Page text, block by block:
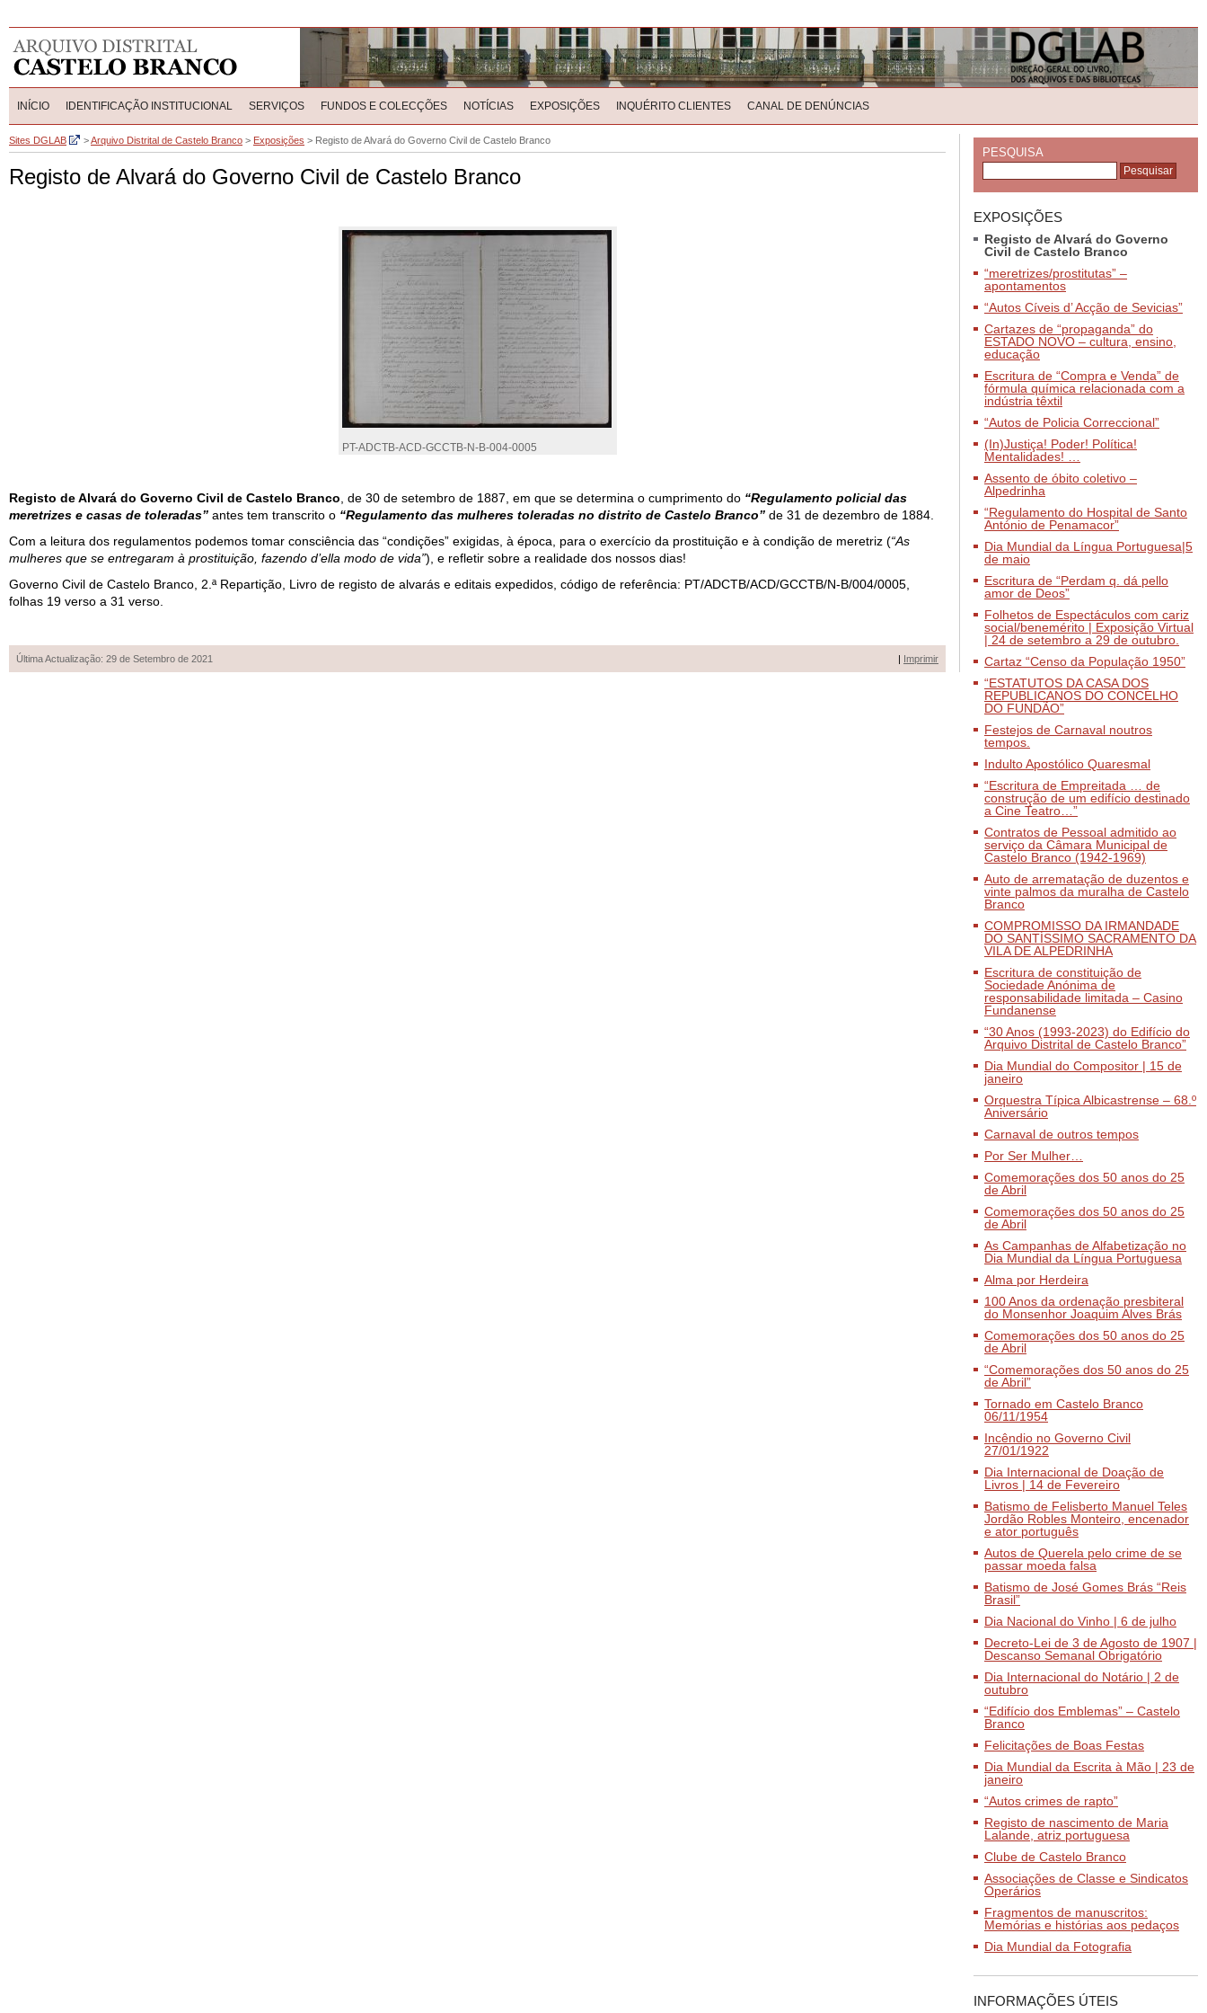
INÍCIO IDENTIFICAÇÃO INSTITUCIONAL SERVIÇOS FUNDOS E COLECÇÕES NOTÍCIAS EXPOSIÇÕES INQUÉRITO CLIENTES CANAL DE DENÚNCIAS
Sites DGLAB >Arquivo Distrital de Castelo Branco > Exposições > Registo de Alvará do Governo Civil de Castelo Branco
Registo de Alvará do Governo Civil de Castelo Branco
PT-ADCTB-ACD-GCCTB-N-B-004-0005
Registo de Alvará do Governo Civil de Castelo Branco , de 30 de setembro de 1887, em que se determina o cumprimento do “Regulamento policial das
meretrizes e casas de toleradas” antes tem transcrito o “Regulamento das mulheres toleradas no distrito de Castelo Branco” de 31 de dezembro de 1884.
Com a leitura dos regulamentos podemos tomar consciência das “condições” exigidas, à época, para o exercício da prostituição e à condição de meretriz (“As
mulheres que se entregaram à prostituição, fazendo d’ella modo de vida”), e refletir sobre a realidade dos nossos dias!
Governo Civil de Castelo Branco, 2.ª Repartição, Livro de registo de alvarás e editais expedidos, código de referência: PT/ADCTB/ACD/GCCTB/N-B/004/0005,
folhas 19 verso a 31 verso.
Última Actualização: 29 de Setembro de 2021 | Imprimir
PESQUISA
EXPOSIÇÕES
Registo de Alvará do Governo
Civil de Castelo Branco
“meretrizes/prostitutas” –
apontamentos
“Autos Cíveis d’ Acção de Sevicias”
Cartazes de “propaganda” do
ESTADO NOVO – cultura, ensino,
educação
Escritura de “Compra e Venda” de
fórmula química relacionada com a
indústria têxtil
“Autos de Policia Correccional”
(In)Justiça! Poder! Política!
Mentalidades! …
Assento de óbito coletivo –
Alpedrinha
“Regulamento do Hospital de Santo
António de Penamacor”
Dia Mundial da Língua Portuguesa|5
de maio
Escritura de “Perdam q. dá pello
amor de Deos”
Folhetos de Espectáculos com cariz
social/benemérito | Exposição Virtual
| 24 de setembro a 29 de outubro.
Cartaz “Censo da População 1950”
“ESTATUTOS DA CASA DOS
REPUBLICANOS DO CONCELHO
DO FUNDÃO”
Festejos de Carnaval noutros
tempos.
Indulto Apostólico Quaresmal
“Escritura de Empreitada … de
construção de um edifício destinado
a Cine Teatro…”
Contratos de Pessoal admitido ao
serviço da Câmara Municipal de
Castelo Branco (1942-1969)
Auto de arrematação de duzentos e
vinte palmos da muralha de Castelo
Branco
COMPROMISSO DA IRMANDADE
DO SANTÍSSIMO SACRAMENTO DA
VILA DE ALPEDRINHA
Escritura de constituição de
Sociedade Anónima de
responsabilidade limitada – Casino
Fundanense
“30 Anos (1993-2023) do Edifício do
Arquivo Distrital de Castelo Branco”
Dia Mundial do Compositor | 15 de
janeiro
Orquestra Típica Albicastrense – 68.º
Aniversário
Carnaval de outros tempos
Por Ser Mulher…
Comemorações dos 50 anos do 25
de Abril
Comemorações dos 50 anos do 25
de Abril
As Campanhas de Alfabetização no
Dia Mundial da Língua Portuguesa
Alma por Herdeira
100 Anos da ordenação presbiteral
do Monsenhor Joaquim Alves Brás
Comemorações dos 50 anos do 25
de Abril
“Comemorações dos 50 anos do 25
de Abril”
Tornado em Castelo Branco
06/11/1954
Incêndio no Governo Civil
27/01/1922
Dia Internacional de Doação de
Livros | 14 de Fevereiro
Batismo de Felisberto Manuel Teles
Jordão Robles Monteiro, encenador
e ator português
Autos de Querela pelo crime de se
passar moeda falsa
Batismo de José Gomes Brás “Reis
Brasil”
Dia Nacional do Vinho | 6 de julho
Decreto-Lei de 3 de Agosto de 1907 |
Descanso Semanal Obrigatório
Dia Internacional do Notário | 2 de
outubro
“Edifício dos Emblemas” – Castelo
Branco
Felicitações de Boas Festas
Dia Mundial da Escrita à Mão | 23 de
janeiro
“Autos crimes de rapto”
Registo de nascimento de Maria
Lalande, atriz portuguesa
Clube de Castelo Branco
Associações de Classe e Sindicatos
Operários
Fragmentos de manuscritos:
Memórias e histórias aos pedaços
Dia Mundial da Fotografia
INFORMAÇÕES ÚTEIS